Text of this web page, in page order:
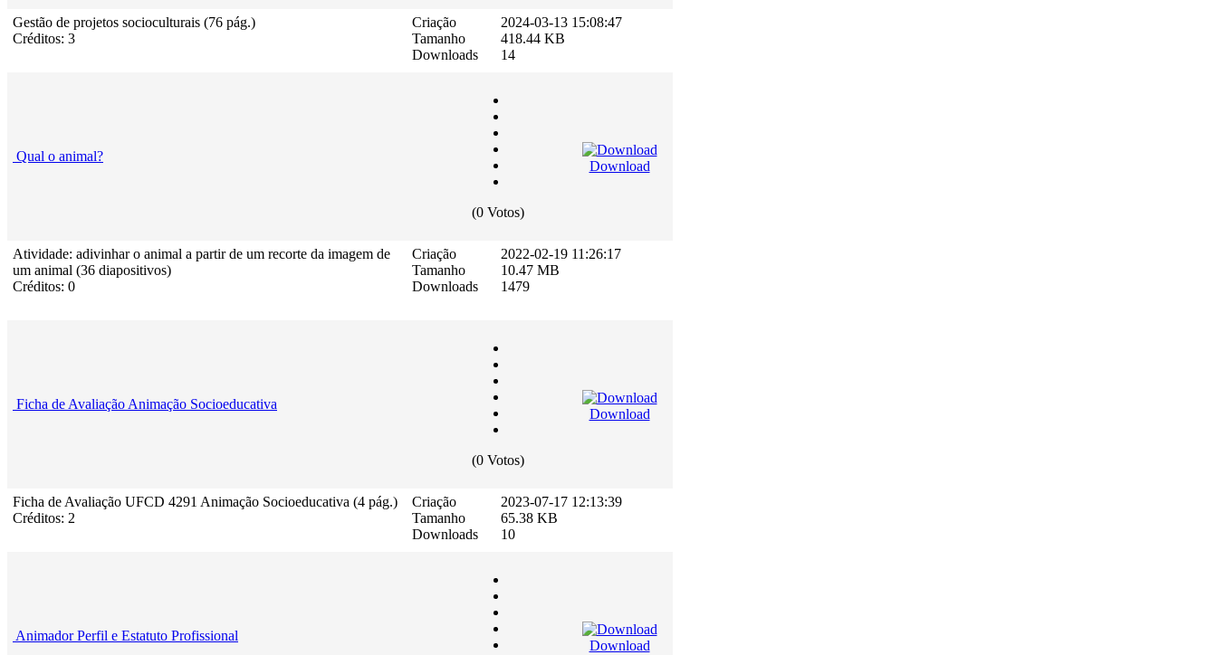
Gestão de projetos socioculturais (76 pág.)
Créditos: 3
Criação
Tamanho
Downloads
2024-03-13 15:08:47
418.44 KB
14
Qual o animal?
(0 Votos)
Download
Atividade: adivinhar o animal a partir de um recorte da imagem de
um animal (36 diapositivos)
Créditos: 0
Criação
Tamanho
Downloads
2022-02-19 11:26:17
10.47 MB
1479
Ficha de Avaliação Animação Socioeducativa
(0 Votos)
Download
Ficha de Avaliação UFCD 4291 Animação Socioeducativa (4 pág.)
Créditos: 2
Criação
Tamanho
Downloads
2023-07-17 12:13:39
65.38 KB
10
Animador Perfil e Estatuto Profissional
Download